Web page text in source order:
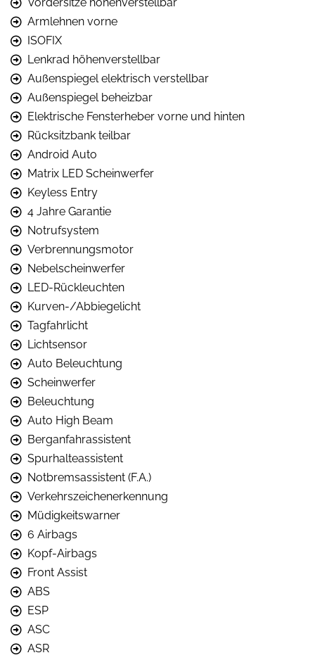
Vordersitze höhenverstellbar
Armlehnen vorne
ISOFIX
Lenkrad höhenverstellbar
Außenspiegel elektrisch verstellbar
Außenspiegel beheizbar
Elektrische Fensterheber vorne und hinten
Rücksitzbank teilbar
Android Auto
Matrix LED Scheinwerfer
Keyless Entry
4 Jahre Garantie
Notrufsystem
Verbrennungsmotor
Nebelscheinwerfer
LED-Rückleuchten
Kurven-/Abbiegelicht
Tagfahrlicht
Lichtsensor
Auto Beleuchtung
Scheinwerfer
Beleuchtung
Auto High Beam
Berganfahrassistent
Spurhalteassistent
Notbremsassistent (F.A.)
Verkehrszeichenerkennung
Müdigkeitswarner
6 Airbags
Kopf-Airbags
Front Assist
ABS
ESP
ASC
ASR